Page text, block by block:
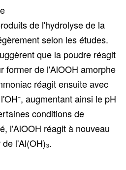
de l'hydrolyse de la
selon les études.
que la poudre réagit
former de l'AlOOH amorphe
réagit ensuite avec
augmentant ainsi le pH
conditions de
l'AlOOH réagit à nouveau
l'Al(OH)₃.